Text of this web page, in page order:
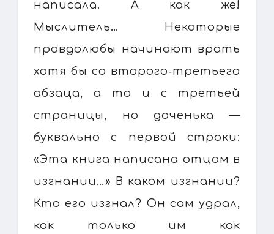
написала. А как же!
Мыслитель… Некоторые
правдолюбы начинают врать
хотя бы со второго‑третьего
абзаца, а то и с третьей
страницы, но доченька —
буквально с первой строки:
«Эта книга написана отцом в
изгнании…» В каком изгнании?
Кто его изгнал? Он сам удрал,
как только им как